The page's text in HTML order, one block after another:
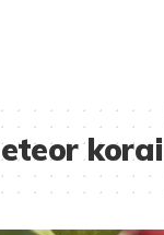
korai